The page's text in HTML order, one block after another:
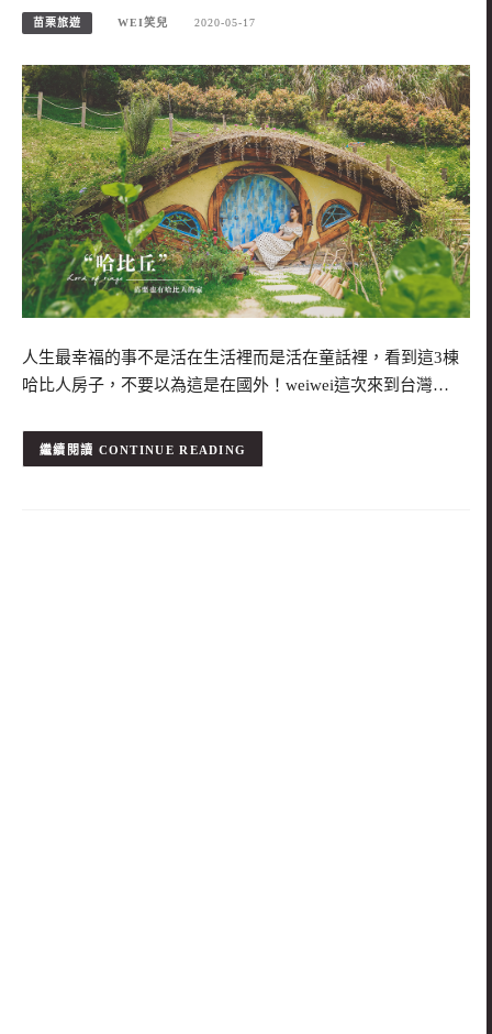
苗栗旅遊 WEI笑兒 2020-05-17
人生最幸福的事不是活在生活裡而是活在童話裡，看到這3棟
哈比人房子，不要以為這是在國外！weiwei這次來到台灣…
CONTINUE READING